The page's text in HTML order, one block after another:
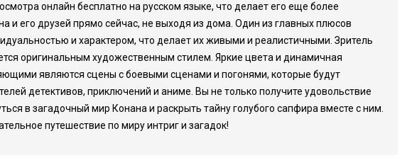
онлайн бесплатно на русском языке, что делает его еще более
его друзей прямо сейчас, не выходя из дома. Один из главных плюсов
и характером, что делает их живыми и реалистичными. Зритель
оригинальным художественным стилем. Яркие цвета и динамичная
являются сцены с боевыми сценами и погонями, которые будут
детективов, приключений и аниме. Вы не только получите удовольствие
в загадочный мир Конана и раскрыть тайну голубого сапфира вместе с ним.
путешествие по миру интриг и загадок!